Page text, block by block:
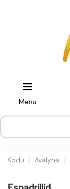
Menu
Kodu Avalynė